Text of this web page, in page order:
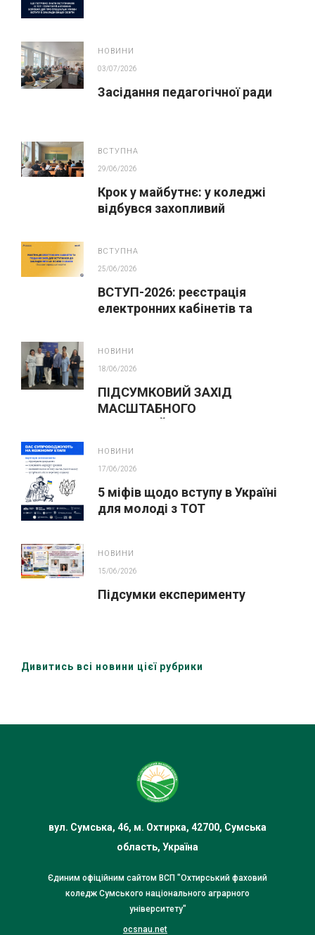
НОВИНИ
03/07/2026
Засідання педагогічної ради
ВСТУПНА
29/06/2026
Крок у майбутнє: у коледжі
відбувся захопливий
ВСТУПНА
25/06/2026
ВСТУП-2026: реєстрація
електронних кабінетів та
НОВИНИ
18/06/2026
ПІДСУМКОВИЙ ЗАХІД
МАСШТАБНОГО
НОВИНИ
17/06/2026
5 міфів щодо вступу в Україні
для молоді з ТОТ
НОВИНИ
15/06/2026
Підсумки експерименту
Дивитись всі новини цієї рубрики
вул. Сумська, 46, м. Охтирка, 42700, Сумська
область, Україна
Єдиним офіційним сайтом ВСП "Охтирський фаховий
коледж Сумського національного аграрного
університету"
ocsnau.net